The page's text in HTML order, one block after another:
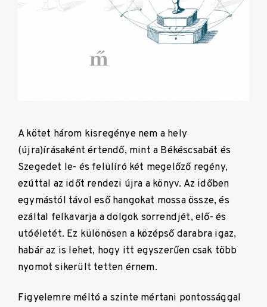
A kötet három kisregénye nem a hely
(újra)írásaként értendő, mint a Békéscsabát és
Szegedet le- és felülíró két megelőző regény,
ezúttal az időt rendezi újra a könyv. Az időben
egymástól távol eső hangokat mossa össze, és
ezáltal felkavarja a dolgok sorrendjét, elő- és
utóéletét. Ez különösen a középső darabra igaz,
habár az is lehet, hogy itt egyszerűen csak több
nyomot sikerült tetten érnem.
Figyelemre méltó a szinte mértani pontossággal